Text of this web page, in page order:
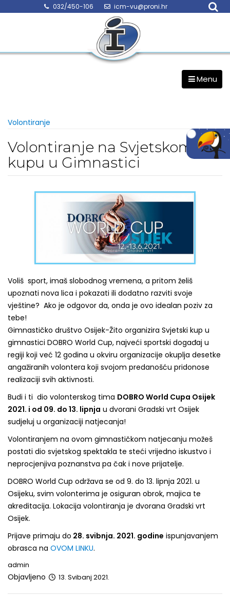
032/450-106 icm-vu@proni.hr
Menu
Volontiranje
Volontiranje na Svjetskom
kupu u Gimnastici
Voliš sport, imaš slobodnog vremena, a pritom želiš
upoznati nova lica i pokazati ili dodatno razviti svoje
vještine? Ako je odgovor da, onda je ovo idealan poziv za
tebe!
Gimnastičko društvo Osijek-Žito organizira Svjetski kup u
gimnastici DOBRO World Cup, najveći sportski događaj u
regiji koji već 12 godina u okviru organizacije okuplja desetke
angažiranih volontera koji svojom predanošću pridonose
realizaciji svih aktivnosti.
Budi i ti dio volonterskog tima DOBRO World Cupa Osijek
2021. i od 09. do 13. lipnja u dvorani Gradski vrt Osijek
sudjeluj u organizaciji natjecanja!
Volontiranjem na ovom gimnastičkom natjecanju možeš
postati dio svjetskog spektakla te steći vrijedno iskustvo i
neprocjenjiva poznanstva pa čak i nove prijatelje.
DOBRO World Cup održava se od 9. do 13. lipnja 2021. u
Osijeku, svim volonterima je osiguran obrok, majica te
akreditacija. Lokacija volontiranja je dvorana Gradski vrt
Osijek.
Prijave primaju do 28. svibnja. 2021. godine ispunjavanjem
obrasca na OVOM LINKU.
admin
Objavljeno 13. Svibanj 2021.